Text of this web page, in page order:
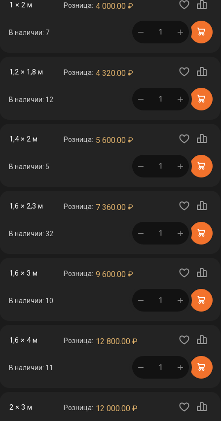
1 × 2 м Розница: 4 000.00 ₽
В наличии: 7 в корзине
1,2 × 1,8 м Розница: 4 320.00 ₽
В наличии: 12 в корзине
1,4 × 2 м Розница: 5 600.00 ₽
В наличии: 5 в корзине
1,6 × 2,3 м Розница: 7 360.00 ₽
В наличии: 32 в корзине
1,6 × 3 м Розница: 9 600.00 ₽
В наличии: 10 в корзине
1,6 × 4 м Розница: 12 800.00 ₽
В наличии: 11 в корзине
2 × 3 м Розница: 12 000.00 ₽